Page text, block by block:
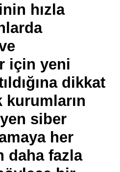
hızla
için yeni
dikkat
kurumların
siber
her
daha fazla